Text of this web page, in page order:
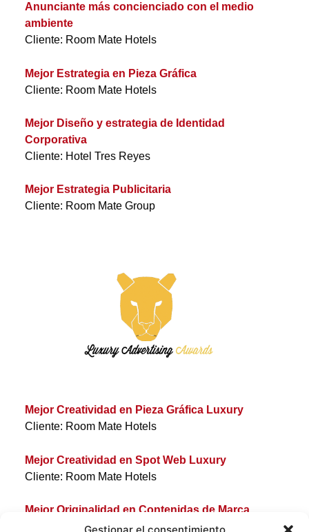
Gestionar el consentimiento
Anunciante más concienciado con el medio
ambiente
Cliente: Room Mate Hotels
Mejor Estrategia en Pieza Gráfica
Cliente: Room Mate Hotels
Mejor Diseño y estrategia de Identidad
Corporativa
Cliente: Hotel Tres Reyes
Mejor Estrategia Publicitaria
Cliente: Room Mate Group
Mejor Creatividad en Pieza Gráfica Luxury
Cliente: Room Mate Hotels
Mejor Creatividad en Spot Web Luxury
Cliente: Room Mate Hotels
Mejor Originalidad en Contenidas de Marca